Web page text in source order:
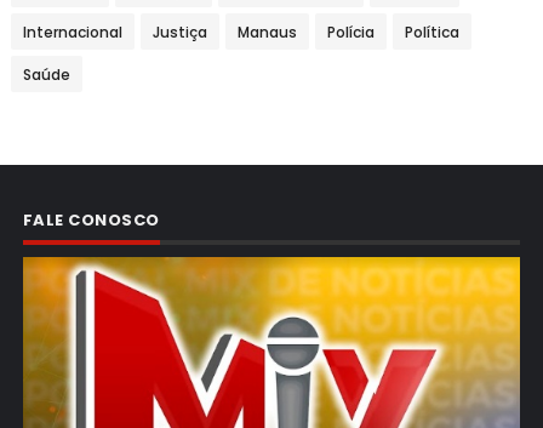
Internacional Justiça Manaus Polícia Política
Saúde
FALE CONOSCO